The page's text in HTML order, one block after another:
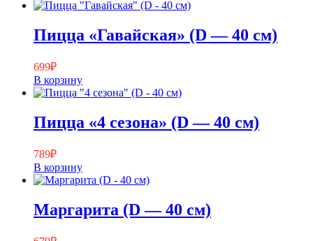
Пицца «Гавайская» (D — 40 см)
699₽
В корзину
Пицца «4 сезона» (D — 40 см)
789₽
В корзину
Маргарита (D — 40 см)